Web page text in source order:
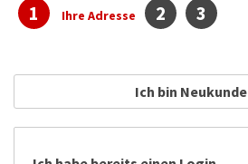
1 Ihre Adresse 2 3
Ich bin Neukunde